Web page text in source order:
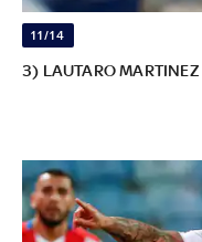
11/14
3) LAUTARO MARTINEZ